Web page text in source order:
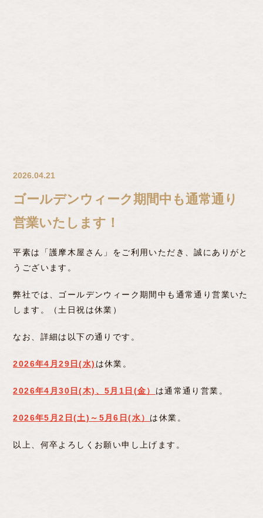
2026.04.21
ゴールデンウィーク期間中も通常通り
営業いたします！
平素は「護摩木屋さん」をご利用いただき、誠にありがと
うございます。
弊社では、ゴールデンウィーク期間中も通常通り営業いた
します。（土日祝は休業）
なお、詳細は以下の通りです。
2026年4月29日(水) は休業。
2026年4月30日(木)、5月1日(金） は通常通り営業。
2026年5月2日(土)～5月6日(水） は休業。
以上、何卒よろしくお願い申し上げます。